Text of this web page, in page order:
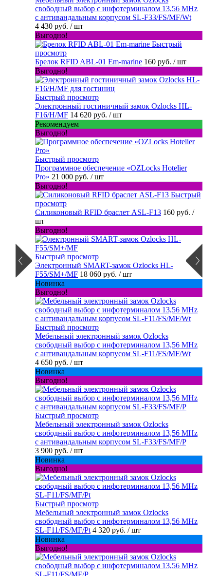
свободный выбор с инфотерминалом 13,56 MHz
с антивандальным корпусом SL-F33/FS/MF/Wt
4 430 руб. / шт
Выгодно!
Быстрый
просмотр
Брелок RFID ABL-01 Em-marine 160 руб. / шт
Выгодно!
Быстрый просмотр
Электронный гостиничный замок Ozlocks HL-
F16/H/MF 14 620 руб. / шт
Рекомендуем
Выгодно!
Быстрый просмотр
Программное обеспечение «OZLocks Hotelier
Pro» 21 000 руб. / шт
Выгодно!
Быстрый
просмотр
Силиконовый RFID браслет ASL-F13 160 руб. /
шт
Выгодно!
Быстрый просмотр
Электронный SMART-замок Ozlocks HL-
F55/SM+/MF 18 060 руб. / шт
Новинка
Выгодно!
Быстрый просмотр
Мебельный электронный замок Ozlocks
свободный выбор с инфотерминалом 13,56 MHz
с антивандальным корпусом SL-F11/FS/MF/Wt
4 650 руб. / шт
Новинка
Выгодно!
Быстрый просмотр
Мебельный электронный замок Ozlocks
свободный выбор с инфотерминалом 13,56 MHz
с антивандальным корпусом SL-F33/FS/MF/P
3 900 руб. / шт
Новинка
Выгодно!
Быстрый просмотр
Мебельный электронный замок Ozlocks
свободный выбор с инфотерминалом 13,56 MHz
SL-F11/FS/MF/Pt 4 320 руб. / шт
Новинка
Выгодно!